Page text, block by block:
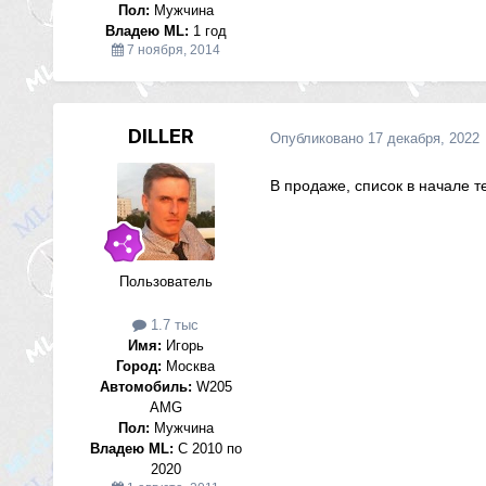
Пол: Мужчина
Владею ML: 1 год
7 ноября, 2014
DILLER
Пользователь
1.7 тыс
Имя: Игорь
Город: Москва
Автомобиль: W205
AMG
Пол: Мужчина
Владею ML: С 2010 по
2020
Опубликовано 17 декабря, 2022
В продаже, список в начале